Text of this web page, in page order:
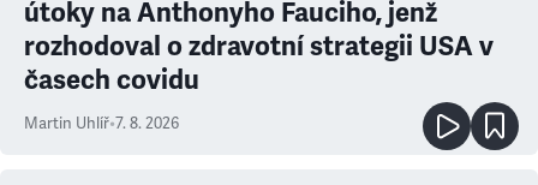
útoky na Anthonyho Fauciho, jenž
rozhodoval o zdravotní strategii USA v
časech covidu
Martin Uhlíř•7. 8. 2026